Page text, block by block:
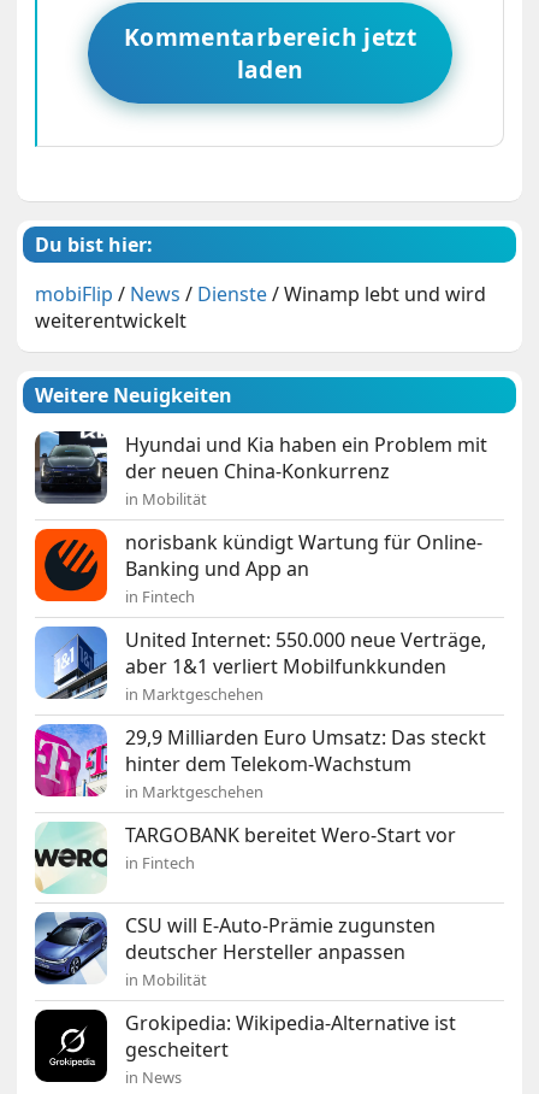
Kommentarbereich jetzt
laden
Du bist hier:
mobiFlip / News / Dienste/Winamp lebt und wird
weiterentwickelt
Weitere Neuigkeiten
Hyundai und Kia haben ein Problem mit
der neuen China-Konkurrenz
in Mobilität
norisbank kündigt Wartung für Online-
Banking und App an
in Fintech
United Internet: 550.000 neue Verträge,
aber 1&1 verliert Mobilfunkkunden
in Marktgeschehen
29,9 Milliarden Euro Umsatz: Das steckt
hinter dem Telekom-Wachstum
in Marktgeschehen
TARGOBANK bereitet Wero-Start vor
in Fintech
CSU will E-Auto-Prämie zugunsten
deutscher Hersteller anpassen
in Mobilität
Grokipedia: Wikipedia-Alternative ist
gescheitert
in News